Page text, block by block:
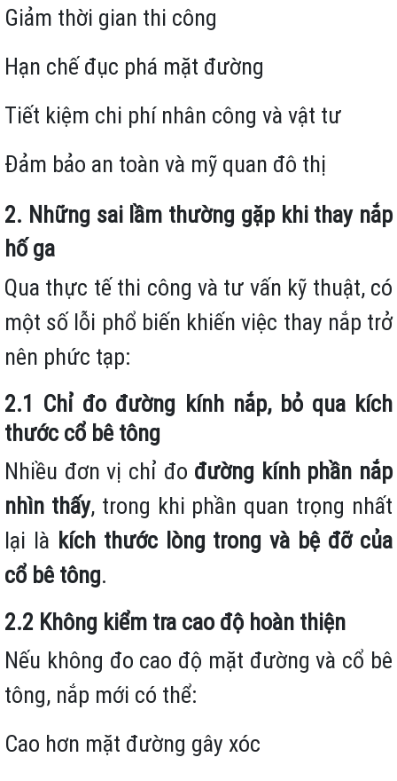
Giảm thời gian thi công
Hạn chế đục phá mặt đường
Tiết kiệm chi phí nhân công và vật tư
Đảm bảo an toàn và mỹ quan đô thị
2. Những sai lầm thường gặp khi thay nắp
hố ga
Qua thực tế thi công và tư vấn kỹ thuật, có
một số lỗi phổ biến khiến việc thay nắp trở
nên phức tạp:
2.1 Chỉ đo đường kính nắp, bỏ qua kích
thước cổ bê tông
Nhiều đơn vị chỉ đo đường kính phần nắp
nhìn thấy, trong khi phần quan trọng nhất
lại là kích thước lòng trong và bệ đỡ của
cổ bê tông.
2.2 Không kiểm tra cao độ hoàn thiện
Nếu không đo cao độ mặt đường và cổ bê
tông, nắp mới có thể:
Cao hơn mặt đường gây xóc